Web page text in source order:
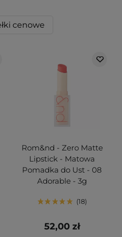
cenowe
Rom&nd - Zero Matte
Lipstick - Matowa
Pomadka do Ust - 08
Adorable - 3g
18
52,00 zł